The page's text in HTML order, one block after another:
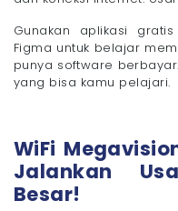
Gunakan aplikasi
Figma untuk belajar
punya software
yang bisa kamu pelajari.
WiFi
Jalankan
Besar!